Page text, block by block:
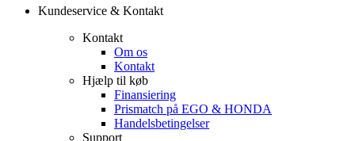
Kundeservice & Kontakt
Kontakt
Om os
Kontakt
Hjælp til køb
Finansiering
Prismatch på EGO & HONDA
Handelsbetingelser
Support